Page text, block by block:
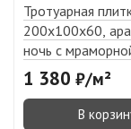
Тротуарная
200х100х60,
ночь с
крошкой
1 380 ₽/м²
В